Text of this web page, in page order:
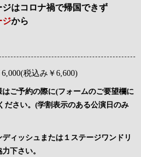
はコロナ禍で帰国できず
ジから
6,000(税込み￥6,600)
ご予約の際に(フォームのご要望欄に
ださい。(学割表示のある公演日のみ
ィッシュまたは１ステージワンドリ
下さい。